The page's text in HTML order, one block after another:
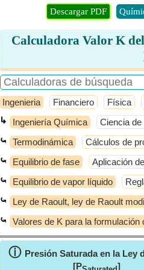
Descargar PDF
Calculadora Valor K
Ingenieria Financiero Física
↳ Ingeniería Química Ciencia
⤿ Termodinámica Cálculos de
⤿ Equilibrio de fase Aplicación
⤿ Equilibrio de vapor líquido
⤿ Ley de Raoult, ley de Raoult
⤿ Valores de K para la formulación
ⓘ Presión Saturada en la Ley
[P
]